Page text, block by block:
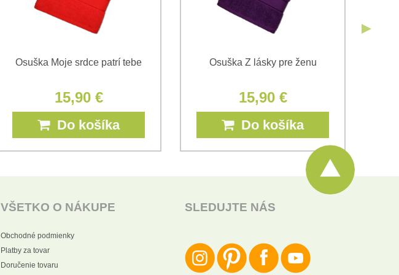
Osuška Moje srdce patrí tebe
15,90 €
Do košíka
Osuška Z lásky pre ženu
15,90 €
Do košíka
VŠETKO O NÁKUPE
Obchodné podmienky
Platby za tovar
Doručenie tovaru
SLEDUJTE NÁS